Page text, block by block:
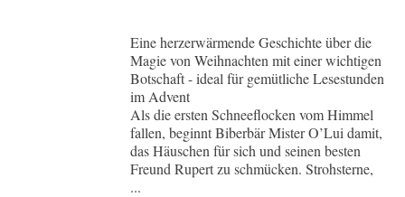
Eine herzerwärmende Geschichte über die
Magie von Weihnachten mit einer wichtigen
Botschaft - ideal für gemütliche Lesestunden
im Advent
Als die ersten Schneeflocken vom Himmel
fallen, beginnt Biberbär Mister O’Lui damit,
das Häuschen für sich und seinen besten
Freund Rupert zu schmücken. Strohsterne,
...